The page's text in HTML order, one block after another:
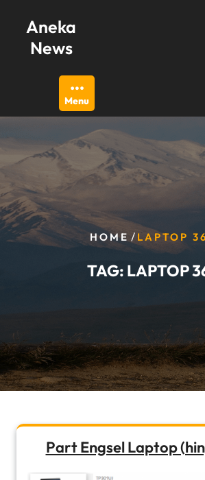
content
Aneka
News
Menu
HOME / LAPTOP
TAG: LAPTOP
Part Engsel Laptop